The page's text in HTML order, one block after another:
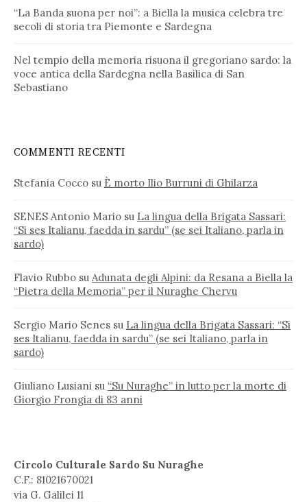
“La Banda suona per noi”: a Biella la musica celebra tre
secoli di storia tra Piemonte e Sardegna
Nel tempio della memoria risuona il gregoriano sardo: la
voce antica della Sardegna nella Basilica di San
Sebastiano
COMMENTI RECENTI
Stefania Cocco su È morto Ilio Burruni di Ghilarza
SENES Antonio Mario su La lingua della Brigata Sassari:
“Si ses Italianu, faedda in sardu” (se sei Italiano, parla in
sardo)
Flavio Rubbo su Adunata degli Alpini: da Resana a Biella la
“Pietra della Memoria” per il Nuraghe Chervu
Sergio Mario Senes su La lingua della Brigata Sassari: “Si
ses Italianu, faedda in sardu” (se sei Italiano, parla in
sardo)
Giuliano Lusiani su “Su Nuraghe” in lutto per la morte di
Giorgio Frongia di 83 anni
Circolo Culturale Sardo Su Nuraghe
C.F.: 81021670021
via G. Galilei 11